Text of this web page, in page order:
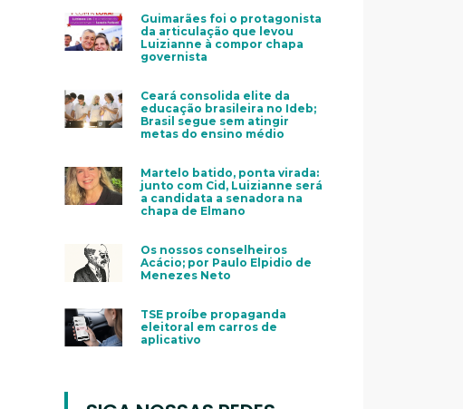
Guimarães foi o protagonista
da articulação que levou
Luizianne à compor chapa
governista
Ceará consolida elite da
educação brasileira no Ideb;
Brasil segue sem atingir
metas do ensino médio
Martelo batido, ponta virada:
junto com Cid, Luizianne será
a candidata a senadora na
chapa de Elmano
Os nossos conselheiros
Acácio; por Paulo Elpidio de
Menezes Neto
TSE proíbe propaganda
eleitoral em carros de
aplicativo